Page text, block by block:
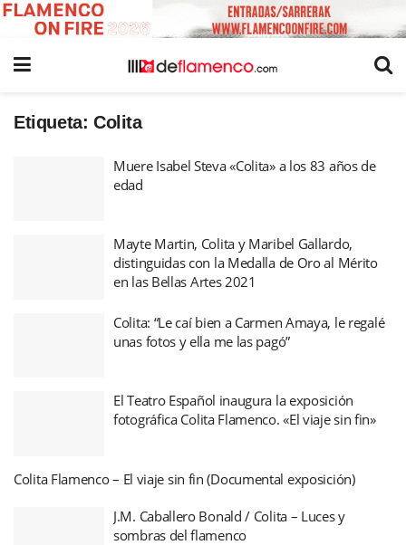
Etiqueta: Colita
Muere Isabel Steva «Colita» a los 83 años de
edad
Mayte Martin, Colita y Maribel Gallardo,
distinguidas con la Medalla de Oro al Mérito
en las Bellas Artes 2021
Colita: “Le caí bien a Carmen Amaya, le regalé
unas fotos y ella me las pagó”
El Teatro Español inaugura la exposición
fotográfica Colita Flamenco. «El viaje sin fin»
Colita Flamenco – El viaje sin fin (Documental exposición)
J.M. Caballero Bonald / Colita – Luces y
sombras del flamenco